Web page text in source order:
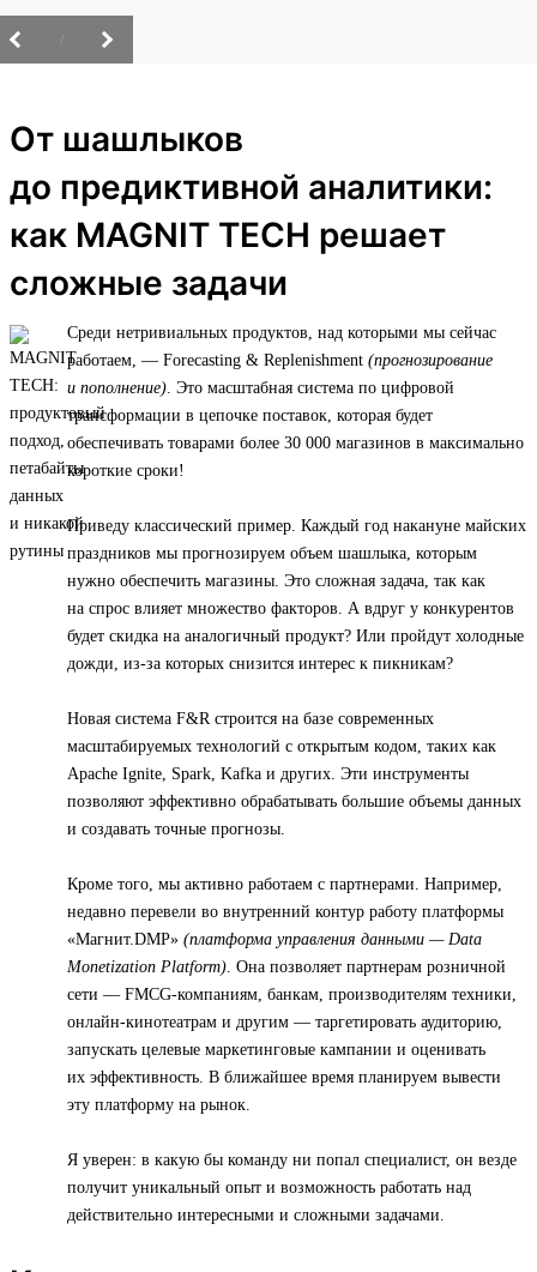
От шашлыков
до предиктивной аналитики:
как MAGNIT TECH решает
сложные задачи
Среди нетривиальных продуктов, над которыми мы сейчас
работаем, — Forecasting & Replenishment (прогнозирование
и пополнение). Это масштабная система по цифровой
трансформации в цепочке поставок, которая будет
обеспечивать товарами более 30 000 магазинов в максимально
короткие сроки!
Приведу классический пример. Каждый год накануне майских
праздников мы прогнозируем объем шашлыка, которым
нужно обеспечить магазины. Это сложная задача, так как
на спрос влияет множество факторов. А вдруг у конкурентов
будет скидка на аналогичный продукт? Или пройдут холодные
дожди, из-за которых снизится интерес к пикникам?
Новая система F&R строится на базе современных
масштабируемых технологий с открытым кодом, таких как
Apache Ignite, Spark, Kafka и других. Эти инструменты
позволяют эффективно обрабатывать большие объемы данных
и создавать точные прогнозы.
Кроме того, мы активно работаем с партнерами. Например,
недавно перевели во внутренний контур работу платформы
«Магнит.DMP» (платформа управления данными — Data
Monetization Platform). Она позволяет партнерам розничной
сети — FMCG-компаниям, банкам, производителям техники,
онлайн-кинотеатрам и другим — таргетировать аудиторию,
запускать целевые маркетинговые кампании и оценивать
их эффективность. В ближайшее время планируем вывести
эту платформу на рынок.
Я уверен: в какую бы команду ни попал специалист, он везде
получит уникальный опыт и возможность работать над
действительно интересными и сложными задачами.